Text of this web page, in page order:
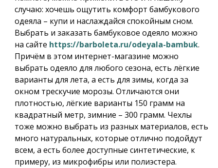
случаю: хочешь ощутить комфорт бамбукового
одеяла – купи и наслаждайся спокойным сном.
Выбрать и заказать бамбуковое одеяло можно
на сайте https://barboleta.ru/odeyala-bambuk.
Причём в этом интернет-магазине можно
выбрать одеяло для любого сезона, есть лёгкие
варианты для лета, а есть для зимы, когда за
окном трескучие морозы. Отличаются они
плотностью, лёгкие варианты 150 грамм на
квадратный метр, зимние – 300 грамм. Чехлы
тоже можно выбрать из разных материалов, есть
много натуральных, которые отлично подойдут
всем, а есть более доступные синтетические, к
примеру, из микрофибры или полиэстера.